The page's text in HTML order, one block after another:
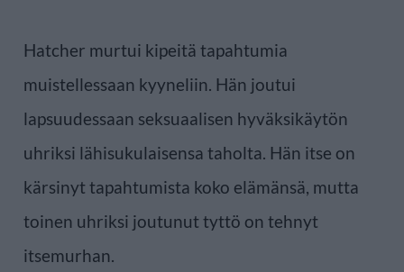
Hatcher murtui kipeitä tapahtumia
muistellessaan kyyneliin. Hän joutui
lapsuudessaan seksuaalisen hyväksikäytön
uhriksi lähisukulaisensa taholta. Hän itse on
kärsinyt tapahtumista koko elämänsä, mutta
toinen uhriksi joutunut tyttö on tehnyt
itsemurhan.